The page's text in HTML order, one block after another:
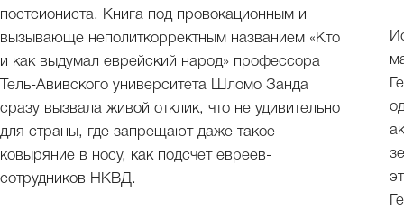
постсиониста. Книга под провокационным и
вызывающе неполиткорректным названием «Кто
и как выдумал еврейский народ» профессора
Тель-Авивского университета Шломо Занда
сразу вызвала живой отклик, что не удивительно
для страны, где запрещают даже такое
ковыряние в носу, как подсчет евреев-
сотрудников НКВД.